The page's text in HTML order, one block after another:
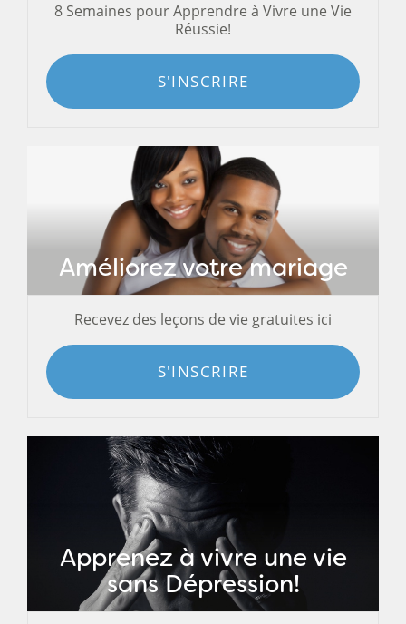
8 Semaines pour Apprendre à Vivre une Vie
Réussie!
S'INSCRIRE
Améliorez votre mariage
Recevez des leçons de vie gratuites ici
S'INSCRIRE
Apprenez à vivre une vie
sans Dépression!